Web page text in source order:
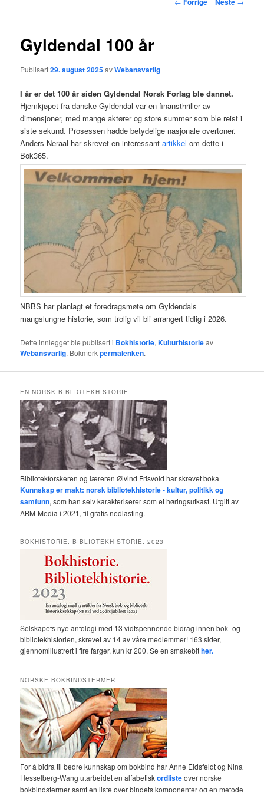
Gyldendal 100 år
Publisert29. august 2025avWebansvarlig
I år er det 100 år siden Gyldendal Norsk Forlag ble dannet.
Hjemkjøpet fra danske Gyldendal var en finansthriller av
dimensjoner, med mange aktører og store summer som ble reist i
siste sekund. Prosessen hadde betydelige nasjonale overtoner.
Anders Neraal har skrevet en interessantartikkel om dette i
Bok365.
NBBS har planlagt et foredragsmøte om Gyldendals
mangslungne historie, som trolig vil bli arrangert tidlig i 2026.
Dette innlegget ble publisert i Bokhistorie,Kulturhistorieav
Webansvarlig. Bokmerkpermalenken.
EN NORSK BIBLIOTEKHISTORIE
Bibliotekforskeren og læreren Øivind Frisvold har skrevet boka
Kunnskap er makt: norsk bibliotekhistorie - kultur, politikk og
samfunn, som han selv karakteriserer som et høringsutkast. Utgitt av
ABM-Media i 2021, til gratis nedlasting.
BOKHISTORIE. BIBLIOTEKHISTORIE. 2023
Selskapets nye antologi med 13 vidtspennende bidrag innen bok- og
bibliotekhistorien, skrevet av 14 av våre medlemmer! 163 sider,
gjennomillustrert i fire farger, kun kr 200. Se en smakebither.
NORSKE BOKBINDSTERMER
For å bidra til bedre kunnskap om bokbind har Anne Eidsfeldt og Nina
Hesselberg-Wang utarbeidet en alfabetiskordlisteover norske
bokbindstermer samt en liste over bindets komponenter og en metode